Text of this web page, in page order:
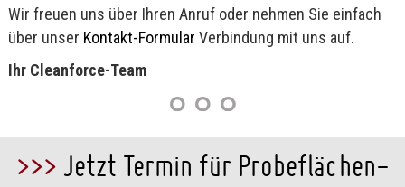
Wir freuen uns über Ihren Anruf oder nehmen Sie einfach
über unser Kontakt-Formular Verbindung mit uns auf.
Ihr Cleanforce-Team
>>> Jetzt Termin für Probeflächen-